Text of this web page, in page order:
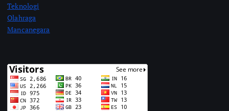
Teknologi
Olahraga
Mancanegara